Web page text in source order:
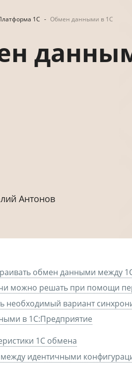
1С - Обмен данными в 1С
Антонов
обмен данными между
можно решать при помощи
необходимый вариант
в 1С:Предприятие
1С обмена
идентичными